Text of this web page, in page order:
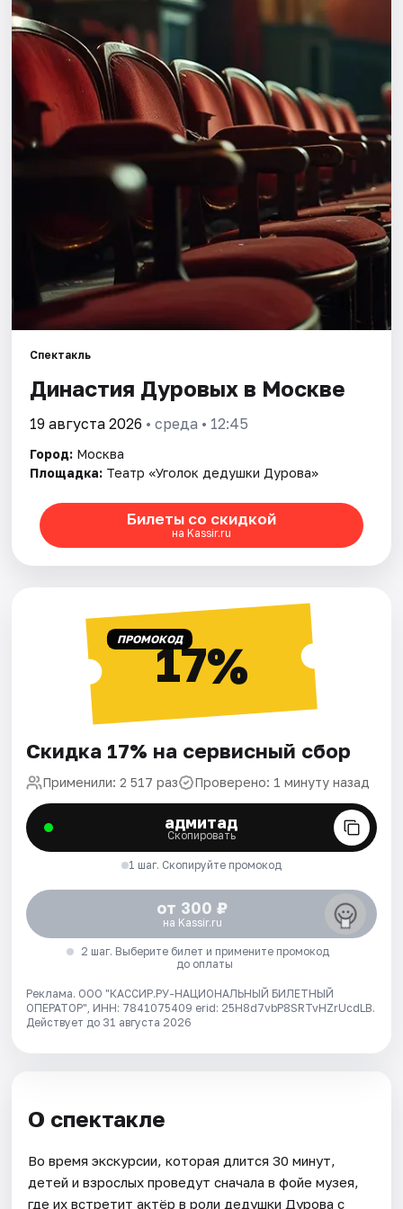
Города
Площадки
Артисты
Спектакль
Династия Дуровых в Москве
19 августа 2026 • среда • 12:45
Город: Москва
Площадка: Театр «Уголок дедушки Дурова»
Билеты со скидкой
на Kassir.ru
ПРОМОКОД17%
Скидка 17% на сервисный сбор
Применили: 2 517 раз Проверено: 1 минуту назад
адмитад
Скопировать
1 шаг. Скопируйте промокод
от 300 ₽
на Kassir.ru
2 шаг. Выберите билет и примените промокод
до оплаты
Реклама. ООО "КАССИР.РУ-НАЦИОНАЛЬНЫЙ БИЛЕТНЫЙ
ОПЕРАТОР", ИНН: 7841075409 erid: 25H8d7vbP8SRTvHZrUcdLB.
Действует до 31 августа 2026
О спектакле
Во время экскурсии, которая длится 30 минут,
детей и взрослых проведут сначала в фойе музея,
где их встретит актёр в роли дедушки Дурова с